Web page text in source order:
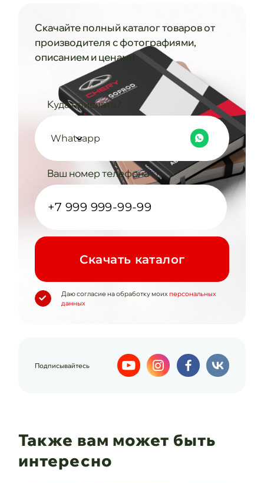
Скачайте полный каталог товаров от
производителя с фотографиями,
описанием и ценами
Куда прислать?
Whatsapp
Ваш номер телефона
Cкачать каталог
Даю согласие на обработку моих персональных
данных
Подписывайтесь
Также вам может быть
интересно